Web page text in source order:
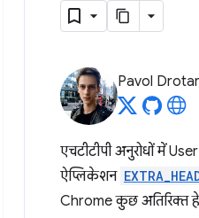
Pavol Drotar
एचटीटीपी अनुरोधों में
ऐप्लिकेशन
Chrome कुछ अतिरिक्त